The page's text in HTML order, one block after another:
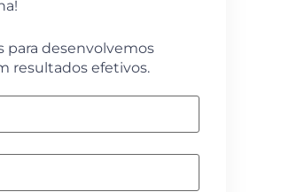
para desenvolvemos
resultados efetivos.